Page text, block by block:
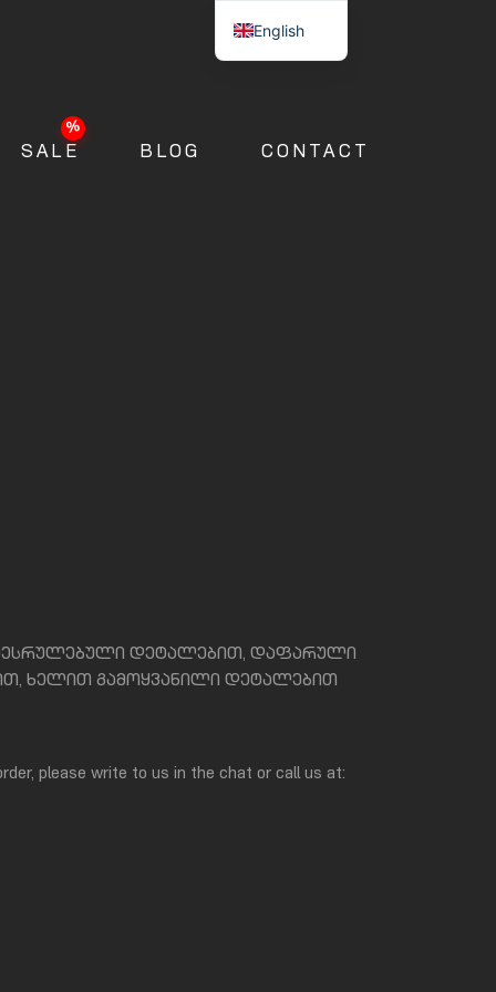
SALE BLOG CONTACT
დეტალებით, დაფარული
ხელით გამოყვანილი დეტალებით
please write to us in the chat or call us at:
English